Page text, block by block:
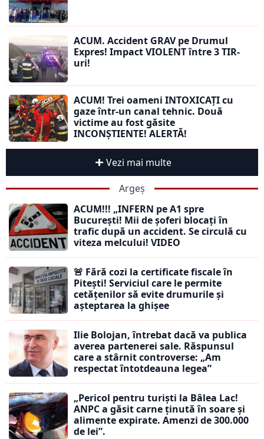
ACUM. Accident GRAV pe Drumul
Expres! Impact VIOLENT între 3 TIR-
uri!
ACUM! Trei oameni INTOXICAȚI cu
gaze într-un canal tehnic. Două
victime au fost găsite
INCONȘTIENTE! ALERTĂ!
Vezi mai multe
Argeș
ACUM!!! „INFERN pe A1 spre
București! Mii de șoferi blocați în
trafic după un accident. Se circulă cu
viteza melcului! VIDEO
🚨 Fără cozi la certificate fiscale în
Pitești! Serviciul care le permite
cetățenilor să evite drumurile și
așteptarea la ghișee
Ilie Bolojan, întrebat dacă va publica
averea partenerei sale. Răspunsul
care a stârnit controverse: „Am
respectat întotdeauna legea”
„Pericol pentru turiști la Bâlea Lac!
ANPC a găsit carne ținută în soare și
alimente expirate. Amenzi de 300.000
de lei”.